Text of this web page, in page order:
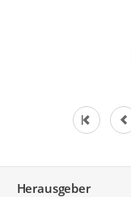
Herausgeber